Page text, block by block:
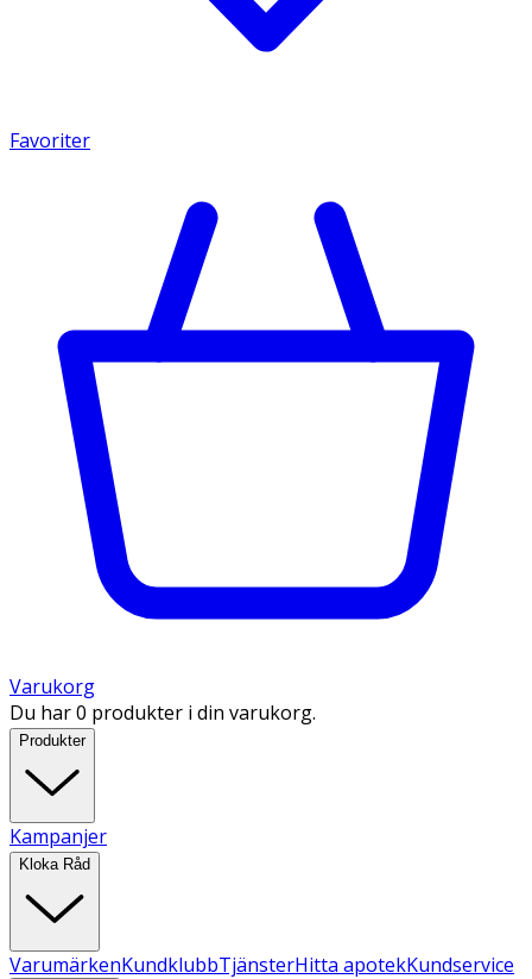
Favoriter
Varukorg
Du har 0 produkter i din varukorg.
Produkter
Kampanjer
Kloka Råd
VarumärkenKundklubbTjänsterHitta apotekKundservice